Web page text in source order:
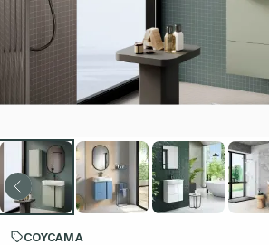
COYCAMA